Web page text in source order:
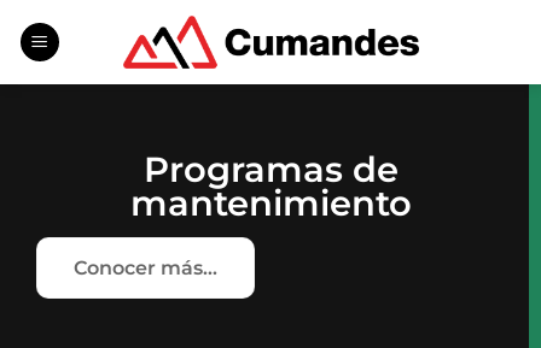
Programas de
mantenimiento
Conocer más...